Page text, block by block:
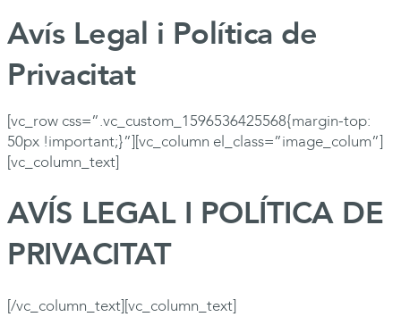
Avís Legal i Política de
Privacitat
[vc_row css=”.vc_custom_1596536425568{margin-top:
50px !important;}”][vc_column el_class=”image_colum”]
[vc_column_text]
AVÍS LEGAL I POLÍTICA DE
PRIVACITAT
[/vc_column_text][vc_column_text]